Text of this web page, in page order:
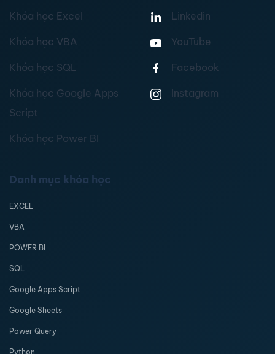
Khóa học Excel
Khóa học VBA
Khóa học SQL
Khóa học Google Apps
Script
Khóa học Power BI
Linkedin
YouTube
Facebook
Instagram
Danh mục khóa học
EXCEL
VBA
POWER BI
SQL
Google Apps Script
Google Sheets
Power Query
Python